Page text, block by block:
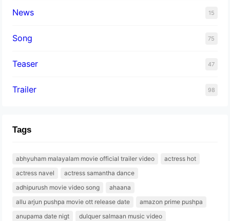
News 15
Song 75
Teaser 47
Trailer 98
Tags
abhyuham malayalam movie official trailer video
actress hot
actress navel
actress samantha dance
adhipurush movie video song
ahaana
allu arjun pushpa movie ott release date
amazon prime pushpa
anupama date nigt
dulquer salmaan music video